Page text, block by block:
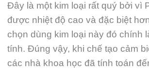
Đây là một kim loại rất quý bởi vì
được nhiệt độ cao và đặc biệt
chọn dùng kim loại này đó chính
tính. Đúng vậy, khi chế tạo cảm
các nhà khoa học đã tính toán